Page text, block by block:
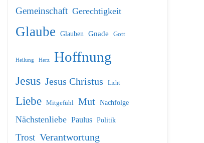
Gemeinschaft Gerechtigkeit
Glaube Glauben Gnade Gott
Heilung Herz Hoffnung
Jesus Jesus Christus Licht
Liebe Mitgefühl Mut Nachfolge
Nächstenliebe Paulus Politik
Trost Verantwortung